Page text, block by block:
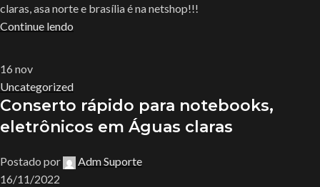
claras, asa norte e brasília é na netshop!!!
Continue lendo
16 nov
Uncategorized
Conserto rápido para notebooks,
eletrônicos em Águas claras
Postado por
Adm Suporte
16/11/2022